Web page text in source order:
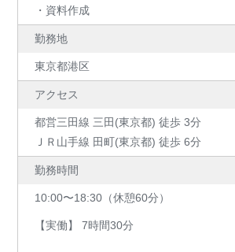
・資料作成
勤務地
東京都港区
アクセス
都営三田線 三田(東京都) 徒歩 3分
ＪＲ山手線 田町(東京都) 徒歩 6分
勤務時間
10:00〜18:30（休憩60分）
【実働】 7時間30分